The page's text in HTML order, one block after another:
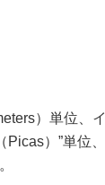
）単位、イ
）”単位、